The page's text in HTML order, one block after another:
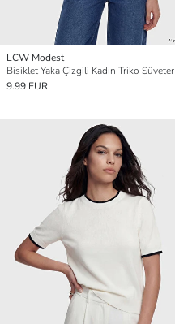
LCW Modest
Bisiklet Yaka Çizgili Kadın Triko Süveter
9.99 EUR